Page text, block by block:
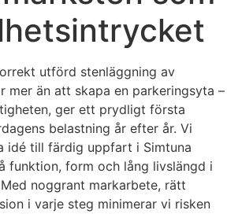
utförd stenläggning av
mer än att skapa en parkeringsyta –
ger ett prydligt första
belastning år efter år. Vi
idé till färdig uppfart i Simtuna
funktion, form och lång livslängd i
noggrant markarbete, rätt
i varje steg minimerar vi risken